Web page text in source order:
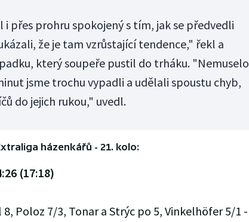
i přes prohru spokojený s tím, jak se předvedli
že je tam vzrůstající tendence," řekl a
který soupeře pustil do trháku. "Nemuselo
jsme trochu vypadli a udělali spoustu chyb,
do jejich rukou," uvedl.
házenkářů - 21. kolo:
(17:18)
8, Poloz 7/3, Tonar a Strýc po 5, Vinkelhöfer 5/1 -